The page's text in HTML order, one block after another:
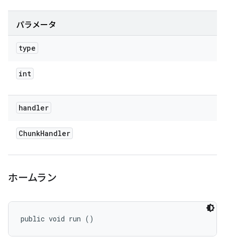
パラメータ
type
int
handler
ChunkHandler
ホームラン
public void run ()